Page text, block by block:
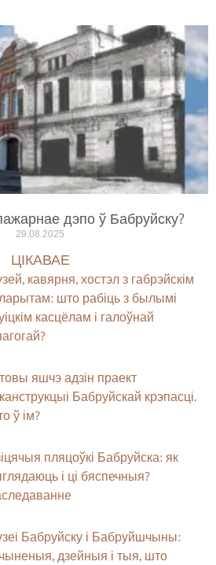
дэпо ў Бабруйску?
29.08.2025
ЦІКАВАЕ
кавярня, хостэл з габрэйскім
што рабіць з былымі
касцёлам і галоўнай
яшчэ адзін праект
Бабруйскай крэпасці.
ў ім?
пляцоўкі Бабруйска: як
і ці бяспечныя?
Бабруйску і Бабруйшчыны:
дзейныя і тыя, што